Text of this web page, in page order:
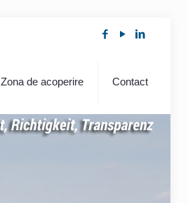
Zona de acoperire Contact